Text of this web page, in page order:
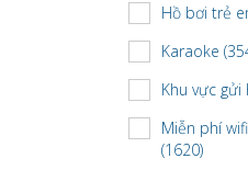
Hồ bơi trẻ
Karaoke
Khu vực gửi
Miễn phí
(1620)